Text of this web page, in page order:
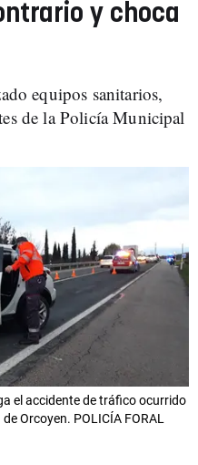
y choca
equipos sanitarios,
de la Policía Municipal
el accidente de tráfico ocurrido
Orcoyen. POLICÍA FORAL